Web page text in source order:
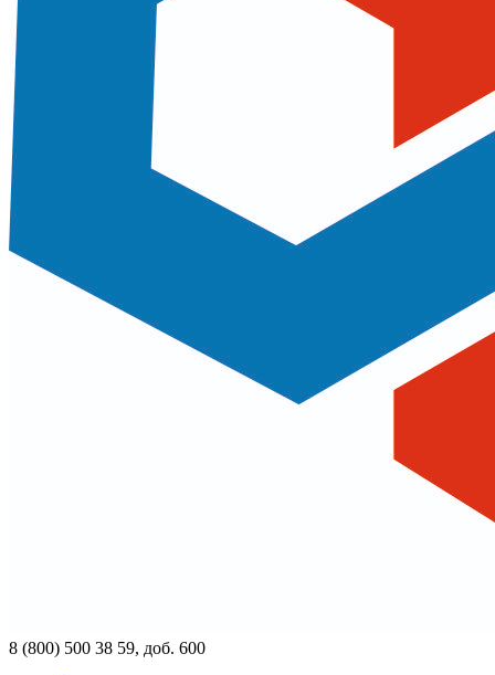
8 (800) 500 38 59, доб. 600